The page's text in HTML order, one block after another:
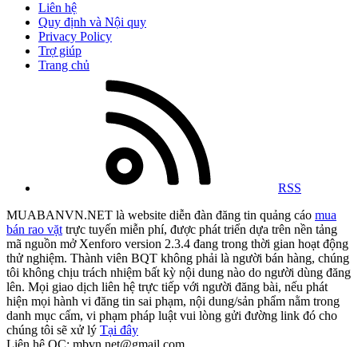
Liên hệ
Quy định và Nội quy
Privacy Policy
Trợ giúp
Trang chủ
RSS
MUABANVN.NET là website diễn đàn đăng tin quảng cáo mua
bán rao vặt trực tuyến miễn phí, được phát triển dựa trên nền tảng
mã nguồn mở Xenforo version 2.3.4 đang trong thời gian hoạt động
thử nghiệm. Thành viên BQT không phải là người bán hàng, chúng
tôi không chịu trách nhiệm bất kỳ nội dung nào do người dùng đăng
lên. Mọi giao dịch liên hệ trực tiếp với người đăng bài, nếu phát
hiện mọi hành vi đăng tin sai phạm, nội dung/sản phẩm nằm trong
danh mục cấm, vi phạm pháp luật vui lòng gửi đường link đó cho
chúng tôi sẽ xử lý Tại đây
Liên hệ QC: mbvn.net@gmail.com